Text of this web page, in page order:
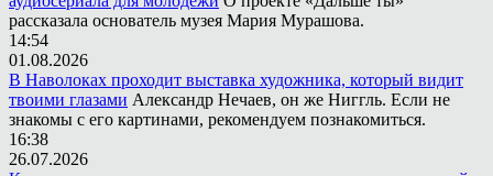
рассказала основатель музея Мария Мурашова.
14:54
01.08.2026
В Наволоках проходит выставка художника, который видит
твоими глазами Александр Нечаев, он же Ниггль. Если не
знакомы с его картинами, рекомендуем познакомиться.
16:38
26.07.2026